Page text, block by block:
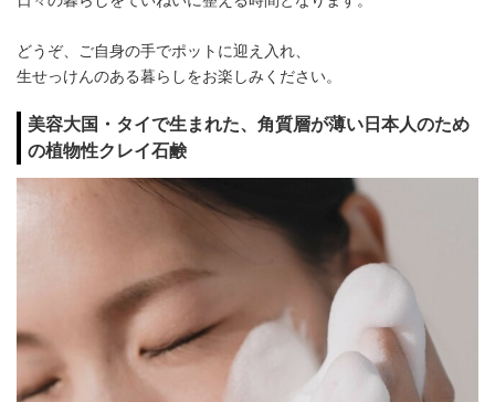
どうぞ、ご自身の手でポットに迎え入れ、
生せっけんのある暮らしをお楽しみください。
美容大国・タイで生まれた、角質層が薄い日本人のため
の植物性クレイ石鹸